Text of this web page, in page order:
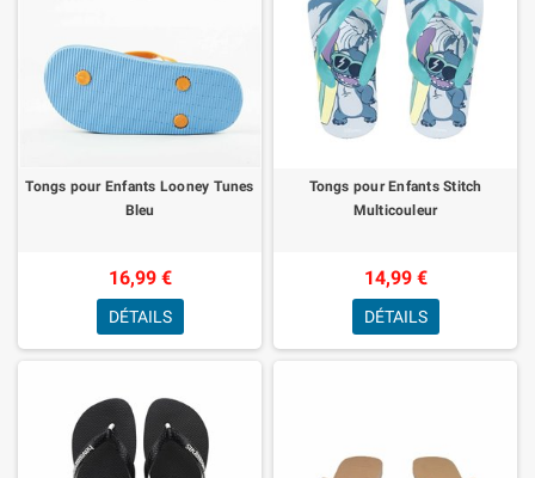
Tongs pour Enfants Looney Tunes
Bleu
16,99 €
DÉTAILS
Tongs pour Enfants Stitch
Multicouleur
14,99 €
DÉTAILS